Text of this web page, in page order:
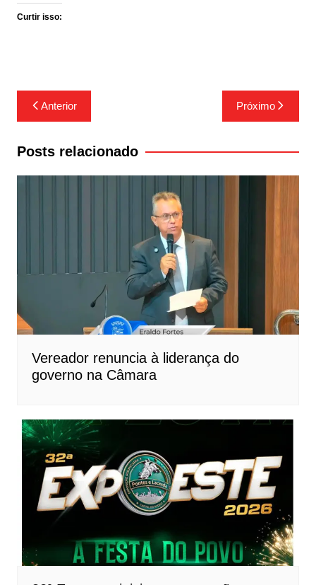
Curtir isso:
Navegação
de
Post
Anterior Próximo
Posts relacionado
Vereador renuncia à liderança do
governo na Câmara